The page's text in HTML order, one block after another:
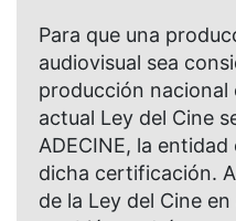
Para que una
audiovisual sea
producción nacional
actual Ley del Cine
ADECINE, la
dicha certificación.
de la Ley del Cine